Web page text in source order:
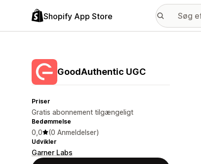
Shopify App Store
GoodAuthentic UGC
Priser
Gratis abonnement tilgængeligt
Bedømmelse
0,0 (0 Anmeldelser)
Udvikler
Garner Labs